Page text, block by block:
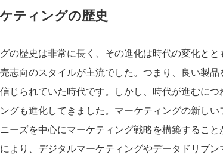
ティングの歴史
の歴史は非常に長く、その進化は時代の変化と
志向のスタイルが主流でした。つまり、良い製
じられていた時代です。しかし、時代が進むに
グも進化してきました。マーケティングの新し
ーズを中心にマーケティング戦略を構築するこ
より、デジタルマーケティングやデータドリブ